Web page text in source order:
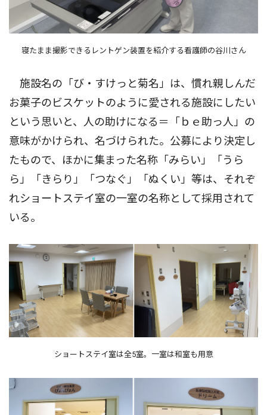
寝たまま撮影できるレントゲン装置を紹介する看護師の谷川さん
施設名の「び・すけっと菊名」は、慣れ親しんだ
お菓子のビスケットのように愛される施設にしたい
という思いと、人の助けになる＝「ｂｅ助っ人」の
意味がかけられ、名づけられた。公募により決定し
たもので、ほかに集まった名称「みらい」「うら
ら」「きらり」「つなぐ」「ぬくい」等は、それぞ
れショートステイ室の一室の名称として採用されて
いる。
ショートステイ室は全5室。一室は和室も用意